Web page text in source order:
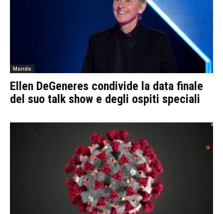
Mondo
Ellen DeGeneres condivide la data finale
del suo talk show e degli ospiti speciali